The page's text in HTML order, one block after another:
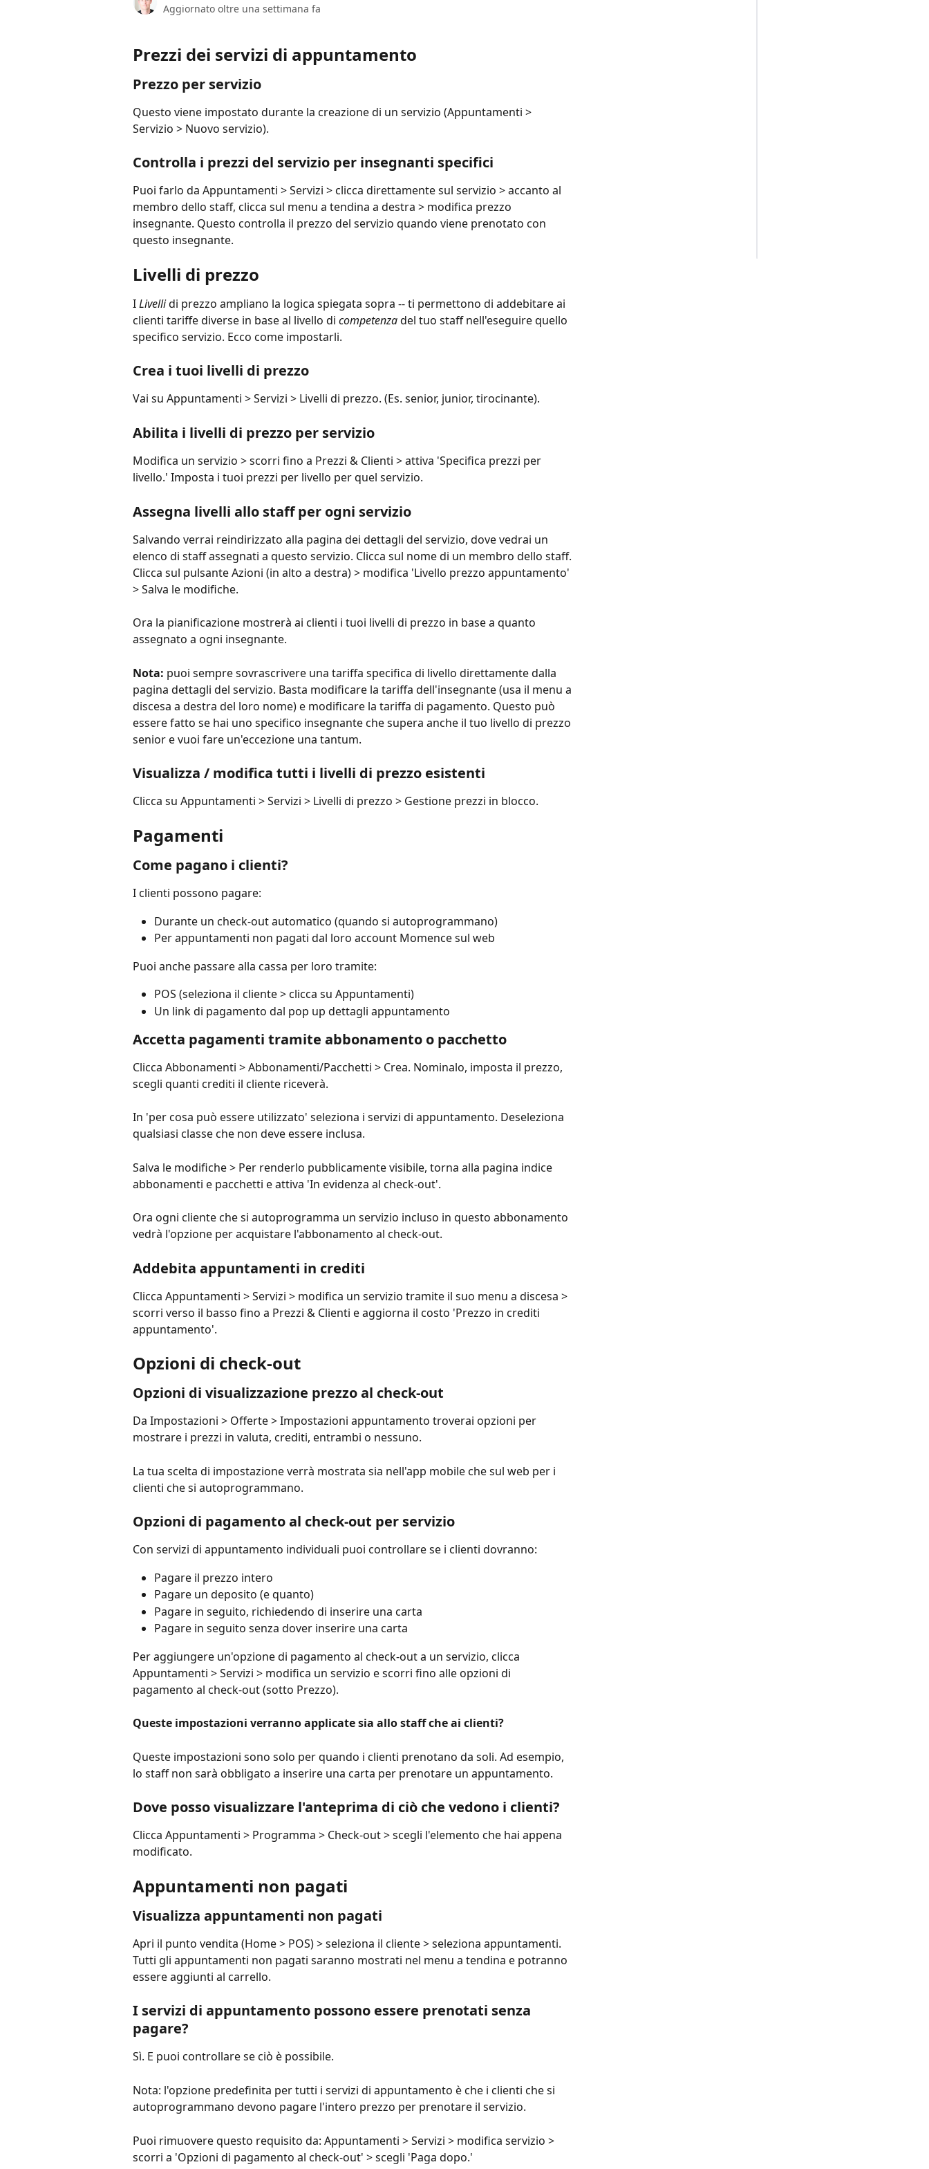
Aggiornato oltre una settimana fa
Prezzi dei servizi di appuntamento
Prezzo per servizio
Questo viene impostato durante la creazione di un servizio (Appuntamenti >
Servizio > Nuovo servizio).
Controlla i prezzi del servizio per insegnanti specifici
Puoi farlo da Appuntamenti > Servizi > clicca direttamente sul servizio > accanto al
membro dello staff, clicca sul menu a tendina a destra > modifica prezzo
insegnante. Questo controlla il prezzo del servizio quando viene prenotato con
questo insegnante.
Livelli di prezzo
I Livelli di prezzo ampliano la logica spiegata sopra -- ti permettono di addebitare ai
clienti tariffe diverse in base al livello di competenza del tuo staff nell'eseguire quello
specifico servizio. Ecco come impostarli.
Crea i tuoi livelli di prezzo
Vai su Appuntamenti > Servizi > Livelli di prezzo. (Es. senior, junior, tirocinante).
Abilita i livelli di prezzo per servizio
Modifica un servizio > scorri fino a Prezzi & Clienti > attiva 'Specifica prezzi per
livello.' Imposta i tuoi prezzi per livello per quel servizio.
Assegna livelli allo staff per ogni servizio
Salvando verrai reindirizzato alla pagina dei dettagli del servizio, dove vedrai un
elenco di staff assegnati a questo servizio. Clicca sul nome di un membro dello staff.
Clicca sul pulsante Azioni (in alto a destra) > modifica 'Livello prezzo appuntamento'
> Salva le modifiche.
Ora la pianificazione mostrerà ai clienti i tuoi livelli di prezzo in base a quanto
assegnato a ogni insegnante.
Nota: puoi sempre sovrascrivere una tariffa specifica di livello direttamente dalla
pagina dettagli del servizio. Basta modificare la tariffa dell'insegnante (usa il menu a
discesa a destra del loro nome) e modificare la tariffa di pagamento. Questo può
essere fatto se hai uno specifico insegnante che supera anche il tuo livello di prezzo
senior e vuoi fare un'eccezione una tantum.
Visualizza / modifica tutti i livelli di prezzo esistenti
Clicca su Appuntamenti > Servizi > Livelli di prezzo > Gestione prezzi in blocco.
Pagamenti
Come pagano i clienti?
I clienti possono pagare:
Durante un check-out automatico (quando si autoprogrammano)
Per appuntamenti non pagati dal loro account Momence sul web
Puoi anche passare alla cassa per loro tramite:
POS (seleziona il cliente > clicca su Appuntamenti)
Un link di pagamento dal pop up dettagli appuntamento
Accetta pagamenti tramite abbonamento o pacchetto
Clicca Abbonamenti > Abbonamenti/Pacchetti > Crea. Nominalo, imposta il prezzo,
scegli quanti crediti il cliente riceverà.
In 'per cosa può essere utilizzato' seleziona i servizi di appuntamento. Deseleziona
qualsiasi classe che non deve essere inclusa.
Salva le modifiche > Per renderlo pubblicamente visibile, torna alla pagina indice
abbonamenti e pacchetti e attiva 'In evidenza al check-out'.
Ora ogni cliente che si autoprogramma un servizio incluso in questo abbonamento
vedrà l'opzione per acquistare l'abbonamento al check-out.
Addebita appuntamenti in crediti
Clicca Appuntamenti > Servizi > modifica un servizio tramite il suo menu a discesa >
scorri verso il basso fino a Prezzi & Clienti e aggiorna il costo 'Prezzo in crediti
appuntamento'.
Opzioni di check-out
Opzioni di visualizzazione prezzo al check-out
Da Impostazioni > Offerte > Impostazioni appuntamento troverai opzioni per
mostrare i prezzi in valuta, crediti, entrambi o nessuno.
La tua scelta di impostazione verrà mostrata sia nell'app mobile che sul web per i
clienti che si autoprogrammano.
Opzioni di pagamento al check-out per servizio
Con servizi di appuntamento individuali puoi controllare se i clienti dovranno:
Pagare il prezzo intero
Pagare un deposito (e quanto)
Pagare in seguito, richiedendo di inserire una carta
Pagare in seguito senza dover inserire una carta
Per aggiungere un'opzione di pagamento al check-out a un servizio, clicca
Appuntamenti > Servizi > modifica un servizio e scorri fino alle opzioni di
pagamento al check-out (sotto Prezzo).
Queste impostazioni verranno applicate sia allo staff che ai clienti?
Queste impostazioni sono solo per quando i clienti prenotano da soli. Ad esempio,
lo staff non sarà obbligato a inserire una carta per prenotare un appuntamento.
Dove posso visualizzare l'anteprima di ciò che vedono i clienti?
Clicca Appuntamenti > Programma > Check-out > scegli l'elemento che hai appena
modificato.
Appuntamenti non pagati
Visualizza appuntamenti non pagati
Apri il punto vendita (Home > POS) > seleziona il cliente > seleziona appuntamenti.
Tutti gli appuntamenti non pagati saranno mostrati nel menu a tendina e potranno
essere aggiunti al carrello.
I servizi di appuntamento possono essere prenotati senza
pagare?
Sì. E puoi controllare se ciò è possibile.
Nota: l'opzione predefinita per tutti i servizi di appuntamento è che i clienti che si
autoprogrammano devono pagare l'intero prezzo per prenotare il servizio.
Puoi rimuovere questo requisito da: Appuntamenti > Servizi > modifica servizio >
scorri a 'Opzioni di pagamento al check-out' > scegli 'Paga dopo.'